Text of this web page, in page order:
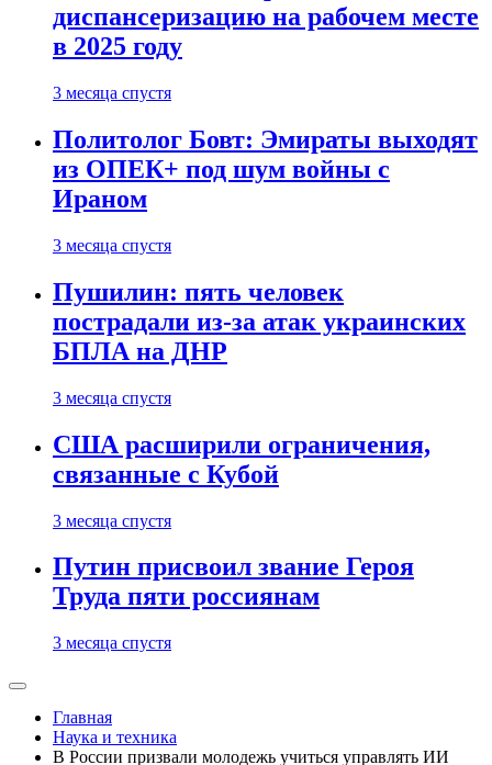
диспансеризацию на рабочем месте
в 2025 году
3 месяца спустя
Политолог Бовт: Эмираты выходят
из ОПЕК+ под шум войны с
Ираном
3 месяца спустя
Пушилин: пять человек
пострадали из-за атак украинских
БПЛА на ДНР
3 месяца спустя
США расширили ограничения,
связанные с Кубой
3 месяца спустя
Путин присвоил звание Героя
Труда пяти россиянам
3 месяца спустя
Главная
Наука и техника
В России призвали молодежь учиться управлять ИИ